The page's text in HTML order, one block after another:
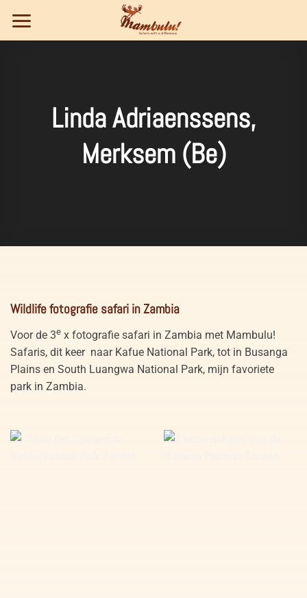
naar
inhoud
Linda Adriaenssens,
Merksem (Be)
Wildlife fotografie safari in Zambia
Voor de 3e x fotografie safari in Zambia met Mambulu!
Safaris, dit keer naar Kafue National Park, tot in Busanga
Plains en South Luangwa National Park, mijn favoriete
park in Zambia.